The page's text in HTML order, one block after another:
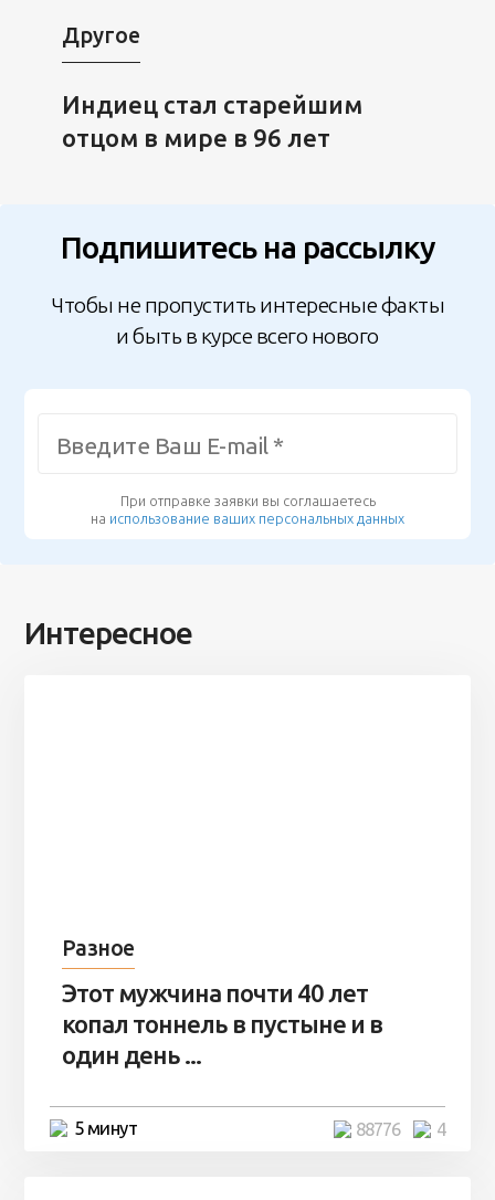
Другое
Индиец стал старейшим
отцом в мире в 96 лет
Подпишитесь на рассылку
Чтобы не пропустить интересные факты
и быть в курсе всего нового
При отправке заявки вы соглашаетесь
на использование ваших персональных данных
Интересное
Разное
Этот мужчина почти 40 лет
копал тоннель в пустыне и в
один день ...
5 минут 4
88776